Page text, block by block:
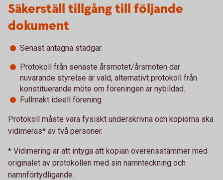
Säkerställ tillgång till följande
dokument
Senast antagna stadgar.
Protokoll från senaste årsmötet/årsmöten där
nuvarande styrelse är vald, alternativt protokoll från
konstituerande möte om föreningen är nybildad.
Fullmakt ideell förening
Protokoll måste vara fysiskt underskrivna och kopiorna ska
vidimeras* av två personer.
* Vidimering är att intyga att kopian överensstämmer med
originalet av protokollen med sin namnteckning och
namnförtydligande.